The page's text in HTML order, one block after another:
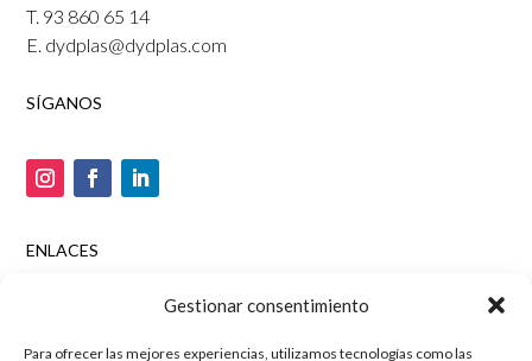
Gestionar consentimiento
Para ofrecer las mejores experiencias, utilizamos tecnologías como las
T. 93 860 65 14
E. dydplas@dydplas.com
SÍGANOS
ENLACES